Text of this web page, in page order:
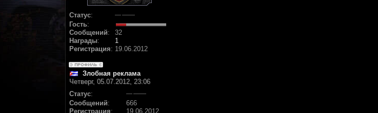
Статус:
Гость:
Сообщений:
32
Награды:
1
Регистрация: 19.06.2012
Злобная реклама
Четверг, 05.07.2012, 23:06
Статус:
Сообщений:
666
Регистрация: 19.06.2012